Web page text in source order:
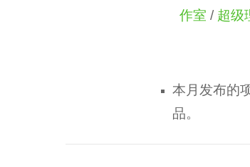
作室 / 超级
本月发布的
品。